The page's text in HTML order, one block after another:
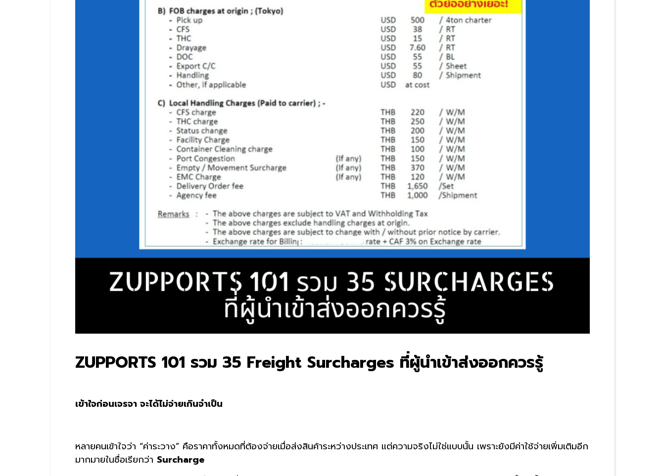
ZUPPORTS 101 รวม 35 Freight Surcharges ที่ผู้นำเข้าส่งออกควรรู้
เข้าใจก่อนเจรจา จะได้ไม่จ่ายเกินจำเป็น
หลายคนเข้าใจว่า “ค่าระวาง” คือราคาทั้งหมดที่ต้องจ่ายเมื่อส่งสินค้าระหว่างประเทศ แต่ความจริงไม่ใช่แบบนั้น เพราะยังมีค่าใช้จ่ายเพิ่มเติมอีก
มากมายในชื่อเรียกว่า Surcharge